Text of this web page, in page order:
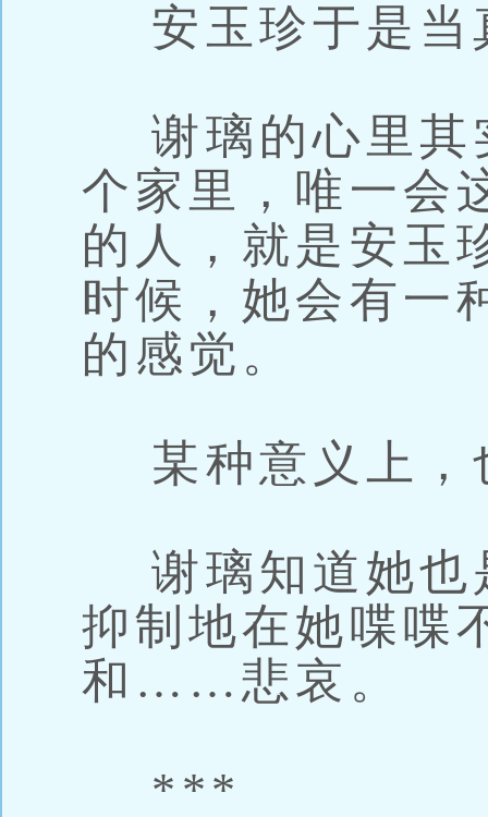
安玉珍于是当
谢璃的心里其
个家里，唯一会
的人，就是安玉
时候，她会有一
的感觉。
某种意义上，
谢璃知道她也
抑制地在她喋喋
和……悲哀。
***